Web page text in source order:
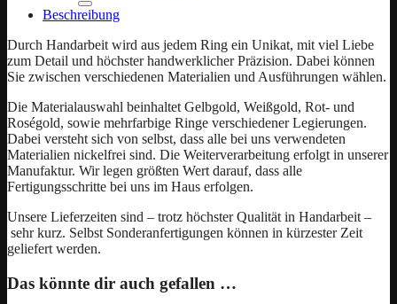
Beschreibung
Durch Handarbeit wird aus jedem Ring ein Unikat, mit viel Liebe
zum Detail und höchster handwerklicher Präzision. Dabei können
Sie zwischen verschiedenen Materialien und Ausführungen wählen.
Die Materialauswahl beinhaltet Gelbgold, Weißgold, Rot- und
Roségold, sowie mehrfarbige Ringe verschiedener Legierungen.
Dabei versteht sich von selbst, dass alle bei uns verwendeten
Materialien nickelfrei sind. Die Weiterverarbeitung erfolgt in unserer
Manufaktur. Wir legen größten Wert darauf, dass alle
Fertigungsschritte bei uns im Haus erfolgen.
Unsere Lieferzeiten sind – trotz höchster Qualität in Handarbeit –
sehr kurz. Selbst Sonderanfertigungen können in kürzester Zeit
geliefert werden.
Das könnte dir auch gefallen …